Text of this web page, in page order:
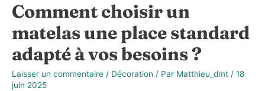
Comment choisir un
matelas une place standard
adapté à vos besoins ?
Laisser un commentaire / Décoration / Par Matthieu_dmt / 18
juin 2025